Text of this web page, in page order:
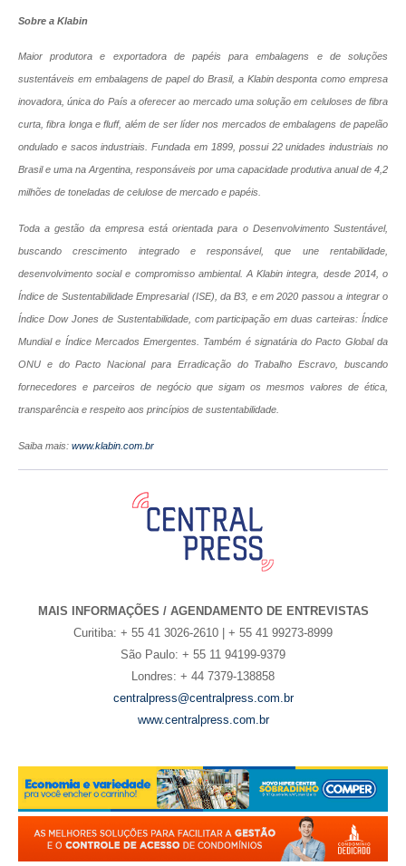
Sobre a Klabin
Maior produtora e exportadora de papéis para embalagens e de soluções
sustentáveis em embalagens de papel do Brasil, a Klabin desponta como empresa
inovadora, única do País a oferecer ao mercado uma solução em celuloses de fibra
curta, fibra longa e fluff, além de ser líder nos mercados de embalagens de papelão
ondulado e sacos industriais. Fundada em 1899, possui 22 unidades industriais no
Brasil e uma na Argentina, responsáveis por uma capacidade produtiva anual de 4,2
milhões de toneladas de celulose de mercado e papéis.
Toda a gestão da empresa está orientada para o Desenvolvimento Sustentável,
buscando crescimento integrado e responsável, que une rentabilidade,
desenvolvimento social e compromisso ambiental. A Klabin integra, desde 2014, o
Índice de Sustentabilidade Empresarial (ISE), da B3, e em 2020 passou a integrar o
Índice Dow Jones de Sustentabilidade, com participação em duas carteiras: Índice
Mundial e Índice Mercados Emergentes. Também é signatária do Pacto Global da
ONU e do Pacto Nacional para Erradicação do Trabalho Escravo, buscando
fornecedores e parceiros de negócio que sigam os mesmos valores de ética,
transparência e respeito aos princípios de sustentabilidade.
Saiba mais: www.klabin.com.br
MAIS INFORMAÇÕES / AGENDAMENTO DE ENTREVISTAS
Curitiba: + 55 41 3026-2610 | + 55 41 99273-8999
São Paulo: + 55 11 94199-9379
Londres: + 44 7379-138858
centralpress@centralpress.com.br
www.centralpress.com.br